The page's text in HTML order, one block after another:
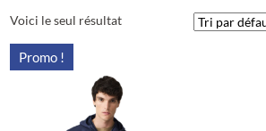
Voici le seul résultat
Promo !